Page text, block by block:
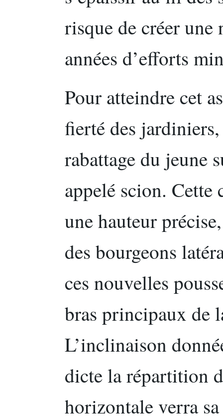
risque de créer une
années d’efforts
Pour atteindre cet
fierté des
rabattage du jeune
appelé scion. Cette
une hauteur
des bourgeons
ces nouvelles
bras principaux de
L’inclinaison
dicte la répartition
horizontale verra